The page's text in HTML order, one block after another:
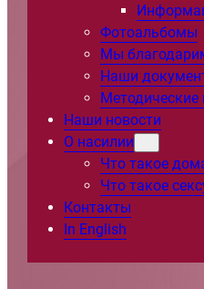
Фотоальбомы
Мы
Наши
Методические
Наши новости
О насилии
Что такое
Что такое
Контакты
In English